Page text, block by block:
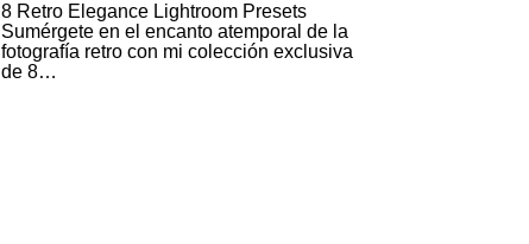
8 Retro Elegance Lightroom Presets
Sumérgete en el encanto atemporal de la
fotografía retro con mi colección exclusiva
de 8…